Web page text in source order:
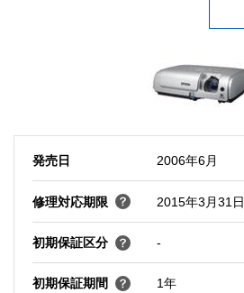
発売日 2006年6月
修理対応期限 2015年3月31日
初期保証区分 -
初期保証期間 1年